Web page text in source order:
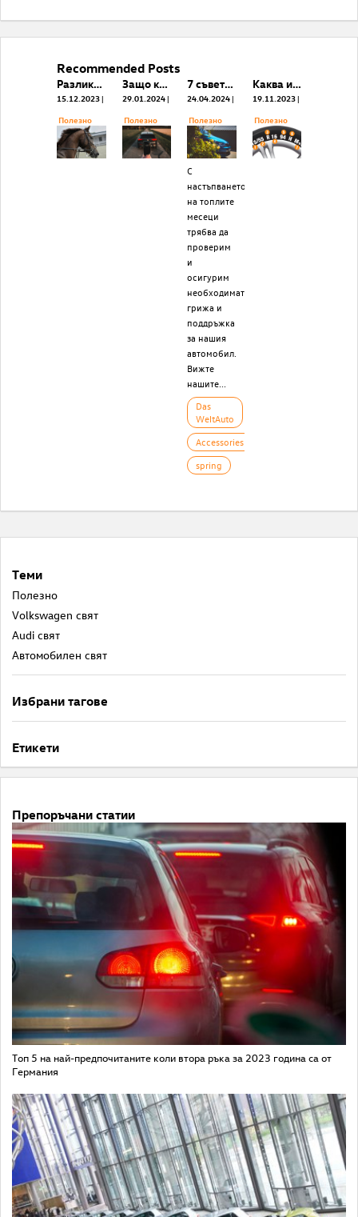
Recommended Posts
Разликата между PS и hp. На колко е равна една к. с.?
15.12.2023
Полезнo
Защо колите, върнати от лизинг, са най-апетитните употребявани автомобили?
29.01.2024
Полезнo
7 съвета за подготовка на колата за пролетно-летния сезон
24.04.2024
Полезнo
С
настъпването
на топлите
месеци
трябва да
проверим
и
oсигурим
необходимата
грижа и
поддръжка
за нашия
автомобил.
Вижте
нашите...
Das
WeltAuto
Accessories
spring
Каква информация ни дават обозначенията по автомобилните гуми?
19.11.2023
Полезнo
Теми
Полезнo
Volkswagen свят
Audi свят
Автомобилен свят
Избрани тагове
Етикети
Препоръчани статии
Топ 5 на най-предпочитаните коли втора ръка за 2023 година са от
Германия